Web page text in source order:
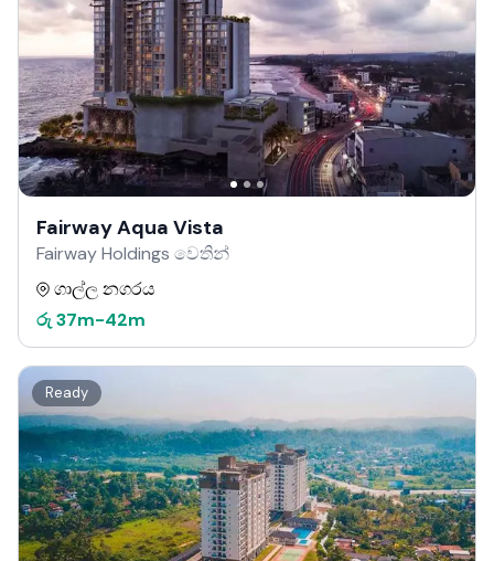
Fairway Aqua Vista
Fairway Holdings වෙතින්
ගාල්ල නගරය
රු 37m-42m
Ready